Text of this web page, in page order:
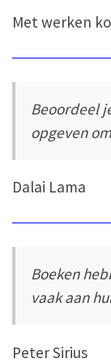
Met werken
Beoordeel
opgeven
Dalai Lama
Boeken
vaak aan
Peter Sirius